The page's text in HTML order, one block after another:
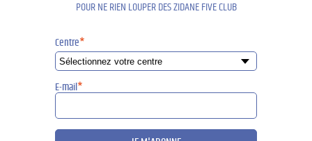
POUR NE RIEN LOUPER DES ZIDANE FIVE CLUB
Centre*
E-mail *